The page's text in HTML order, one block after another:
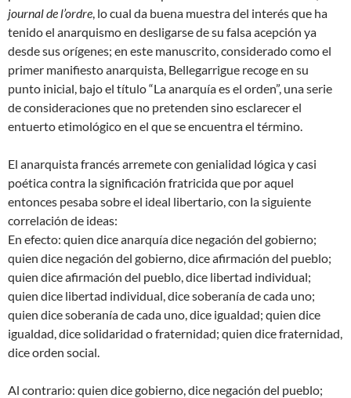
journal de l’ordre, lo cual da buena muestra del interés que ha
tenido el anarquismo en desligarse de su falsa acepción ya
desde sus orígenes; en este manuscrito, considerado como el
primer manifiesto anarquista, Bellegarrigue recoge en su
punto inicial, bajo el título “La anarquía es el orden”, una serie
de consideraciones que no pretenden sino esclarecer el
entuerto etimológico en el que se encuentra el término.
El anarquista francés arremete con genialidad lógica y casi
poética contra la significación fratricida que por aquel
entonces pesaba sobre el ideal libertario, con la siguiente
correlación de ideas:
En efecto: quien dice anarquía dice negación del gobierno;
quien dice negación del gobierno, dice afirmación del pueblo;
quien dice afirmación del pueblo, dice libertad individual;
quien dice libertad individual, dice soberanía de cada uno;
quien dice soberanía de cada uno, dice igualdad; quien dice
igualdad, dice solidaridad o fraternidad; quien dice fraternidad,
dice orden social.
Al contrario: quien dice gobierno, dice negación del pueblo;